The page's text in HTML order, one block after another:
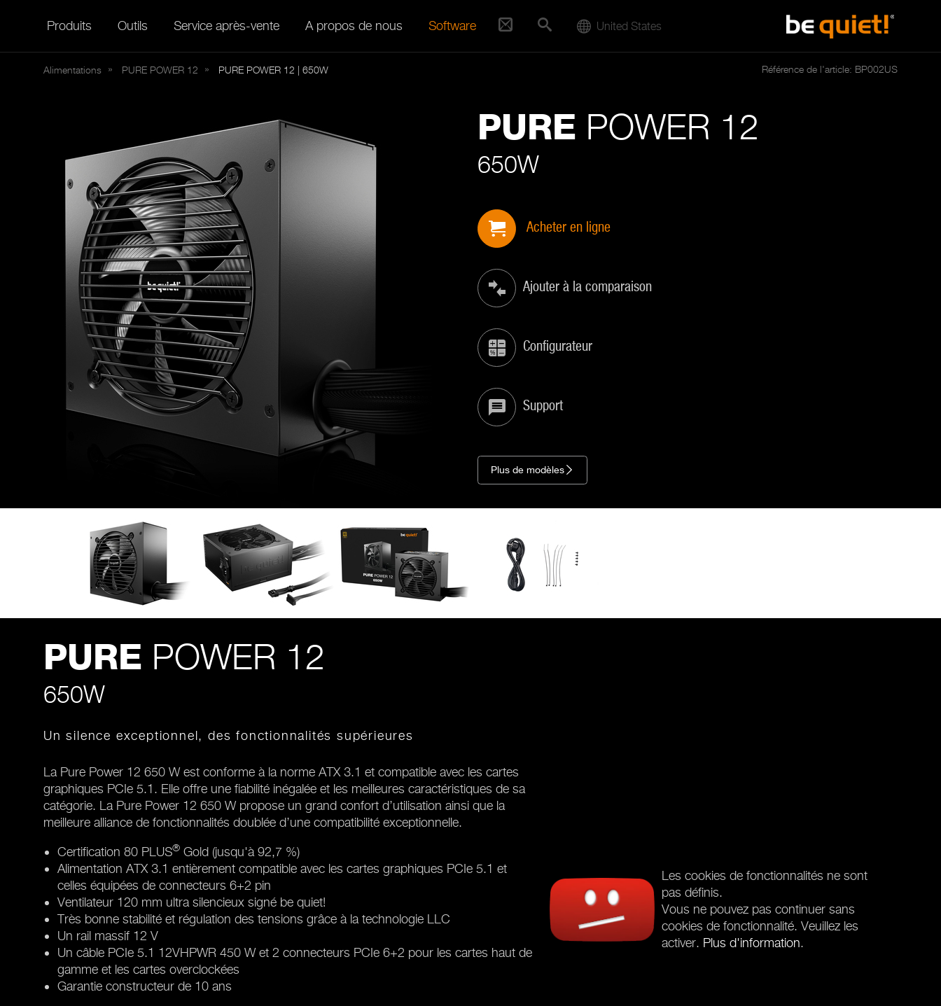
Produits Outils Service après-vente A propos de nous Software United States
Alimentations PURE POWER 12 PURE POWER 12 | 650W Référence de l'article: BP002US
PURE POWER 12
650W
Acheter en ligne
Ajouter à la comparaison
Configurateur
Support
Plus de modèles
PURE POWER 12
650W
Un silence exceptionnel, des fonctionnalités supérieures
La Pure Power 12 650 W est conforme à la norme ATX 3.1 et compatible avec les cartes
graphiques PCIe 5.1. Elle offre une fiabilité inégalée et les meilleures caractéristiques de sa
catégorie. La Pure Power 12 650 W propose un grand confort d’utilisation ainsi que la
meilleure alliance de fonctionnalités doublée d’une compatibilité exceptionnelle.
Certification 80 PLUS® Gold (jusqu'à 92,7 %)
Alimentation ATX 3.1 entièrement compatible avec les cartes graphiques PCIe 5.1 et
celles équipées de connecteurs 6+2 pin
Ventilateur 120 mm ultra silencieux signé be quiet!
Très bonne stabilité et régulation des tensions grâce à la technologie LLC
Un rail massif 12 V
Un câble PCIe 5.1 12VHPWR 450 W et 2 connecteurs PCIe 6+2 pour les cartes haut de
gamme et les cartes overclockées
Garantie constructeur de 10 ans
Les cookies de fonctionnalités ne sont
pas définis.
Vous ne pouvez pas continuer sans
cookies de fonctionnalité. Veuillez les
activer. Plus d'information.